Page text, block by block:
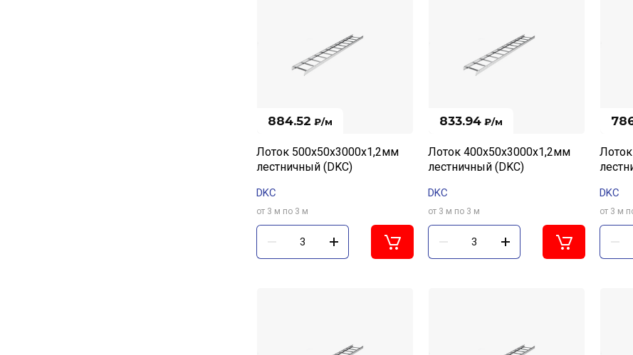
884.52 ₽/м
Лоток 500х50х3000х1,2мм
лестничный (DKC)
DKC
от 3 м по 3 м
833.94 ₽/м
Лоток 400х50х3000х1,2мм
лестничный (DKC)
DKC
от 3 м по 3 м
DKC
от 3 м